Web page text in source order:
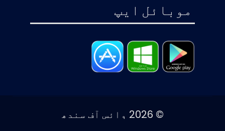
موبائل ايپ
© 2026 وائس آف سندھ